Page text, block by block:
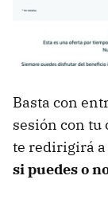
Basta con
sesión con tu
te redirigirá a
si puedes o